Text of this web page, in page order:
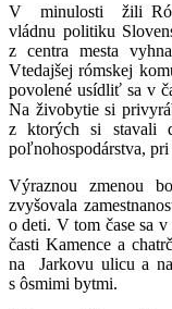
V minulosti žili
vládnu politiku
z centra mesta
Vtedajšej rómskej
povolené usídliť sa v
Na živobytie si
z ktorých si stavali
poľnohospodárstva,
Výraznou zmenou
zvyšovala
o deti. V tom čase sa
časti Kamence a
na Jarkovu ulicu a
s ôsmimi bytmi.